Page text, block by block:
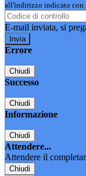
all'indirizzo indicato con
E-mail inviata, si
Errore
Chiudi
Successo
Chiudi
Informazione
Chiudi
Attendere...
Attendere il
Chiudi